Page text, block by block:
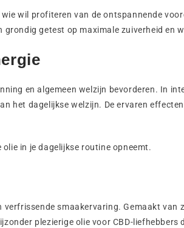
wie wil profiteren van de ontspannende
getest op maximale zuiverheid en
en algemeen welzijn bevorderen. In
het dagelijkse welzijn. De ervaren
in je dagelijkse routine opneemt.
verfrissende smaakervaring. Gemaakt
plezierige olie voor CBD-